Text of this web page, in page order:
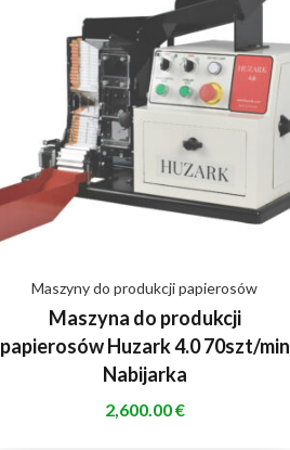
Maszyny do produkcji papierosów
Maszyna do produkcji
papierosów Huzark 4.0 70szt/min
Nabijarka
2,600.00€